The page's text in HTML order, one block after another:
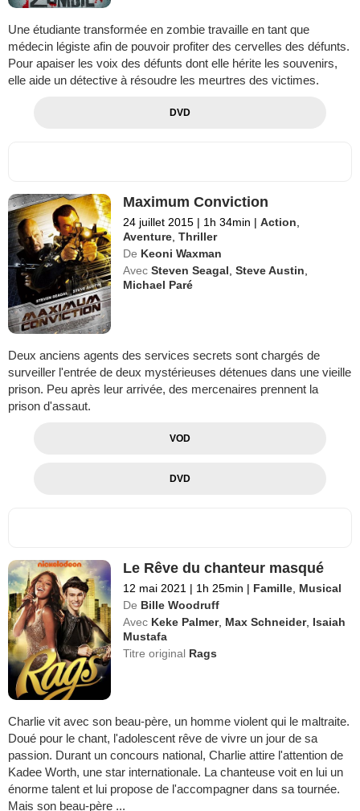
Une étudiante transformée en zombie travaille en tant que
médecin légiste afin de pouvoir profiter des cervelles des défunts.
Pour apaiser les voix des défunts dont elle hérite les souvenirs,
elle aide un détective à résoudre les meurtres des victimes.
DVD
Maximum Conviction
24 juillet 2015 | 1h 34min | Action
Aventure ,Thriller
De Keoni Waxman
Avec Steven Seagal ,Steve Austin
Michael Paré
Deux anciens agents des services secrets sont chargés de
surveiller l'entrée de deux mystérieuses détenues dans une vieille
prison. Peu après leur arrivée, des mercenaires prennent la
prison d'assaut.
VOD
DVD
Le Rêve du chanteur masqué
12 mai 2021 | 1h 25min | Famille Musical
De Bille Woodruff
Avec Keke Palmer, Max Schneider, Isaiah
Mustafa
Titre original Rags
Charlie vit avec son beau-père, un homme violent qui le maltraite.
Doué pour le chant, l'adolescent rêve de vivre un jour de sa
passion. Durant un concours national, Charlie attire l'attention de
Kadee Worth, une star internationale. La chanteuse voit en lui un
énorme talent et lui propose de l'accompagner dans sa tournée.
Mais son beau-père ...